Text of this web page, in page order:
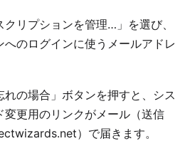
クリプションを管理…」を選び、
のログインに使うメールアドレ
れの場合」ボタンを押すと、シス
変更用のリンクがメール（送信
）で届きます。